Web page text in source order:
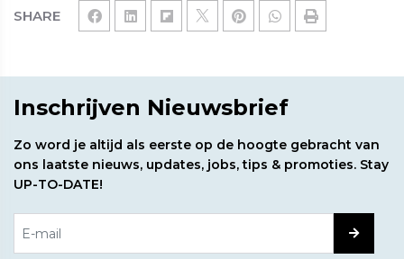
SHARE
Inschrijven Nieuwsbrief
Zo word je altijd als eerste op de hoogte gebracht van
ons laatste nieuws, updates, jobs, tips & promoties. Stay
UP-TO-DATE!